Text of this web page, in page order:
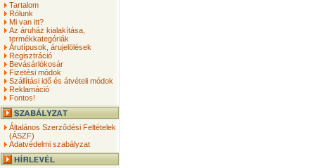
Tartalom
Rólunk
Mi van itt?
Az áruház kialakítása,
termékkategóriák
Árutípusok, árujelölések
Regisztráció
Bevásárlókosár
Fizetési módok
Szállítási idő és átvételi módok
Reklamáció
Fontos!
Általános Szerződési Feltételek
(ÁSZF)
Adatvédelmi szabályzat